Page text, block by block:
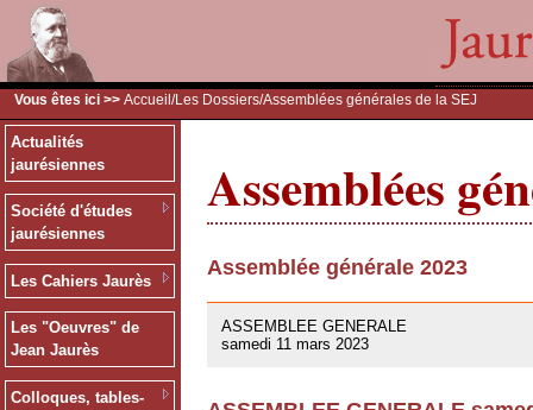
Vous êtes ici >> Accueil /Les Dossiers/Assemblées générales de la SEJ
Actualités
jaurésiennes
Société d'études
jaurésiennes
Les Cahiers Jaurès
Les "Oeuvres" de
Jean Jaurès
Colloques, tables-
Assemblées
Assemblée générale 2023
ASSEMBLEE GENERALE
samedi 11 mars 2023